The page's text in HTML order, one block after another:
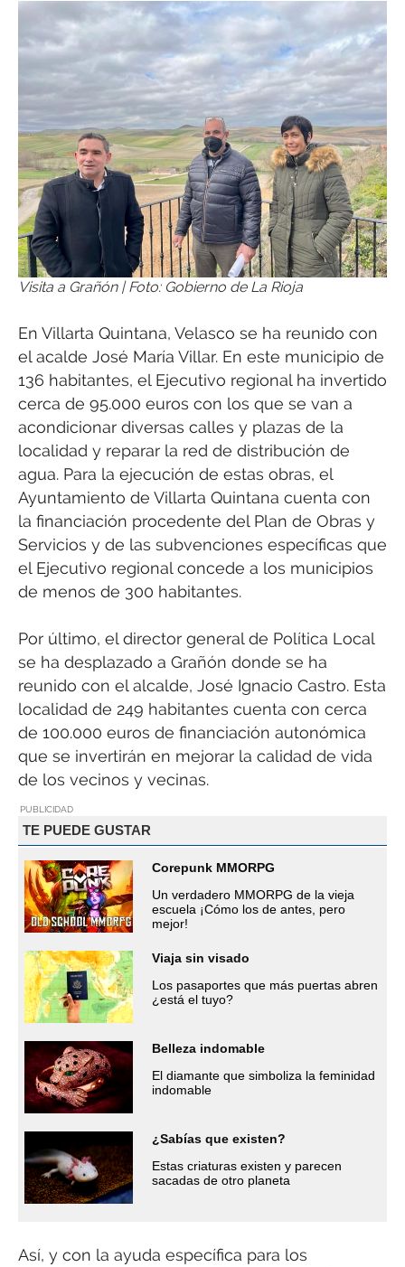
Visita a Grañón | Foto: Gobierno de La Rioja
En Villarta Quintana, Velasco se ha reunido con
el acalde José María Villar. En este municipio de
136 habitantes, el Ejecutivo regional ha invertido
cerca de 95.000 euros con los que se van a
acondicionar diversas calles y plazas de la
localidad y reparar la red de distribución de
agua. Para la ejecución de estas obras, el
Ayuntamiento de Villarta Quintana cuenta con
la financiación procedente del Plan de Obras y
Servicios y de las subvenciones específicas que
el Ejecutivo regional concede a los municipios
de menos de 300 habitantes.
Por último, el director general de Política Local
se ha desplazado a Grañón donde se ha
reunido con el alcalde, José Ignacio Castro. Esta
localidad de 249 habitantes cuenta con cerca
de 100.000 euros de financiación autonómica
que se invertirán en mejorar la calidad de vida
de los vecinos y vecinas.
PUBLICIDAD
TE PUEDE GUSTAR
Corepunk MMORPG
Un verdadero MMORPG de la vieja
escuela ¡Cómo los de antes, pero
mejor!
Viaja sin visado
Los pasaportes que más puertas abren
¿está el tuyo?
Belleza indomable
El diamante que simboliza la feminidad
indomable
¿Sabías que existen?
Estas criaturas existen y parecen
sacadas de otro planeta
Así, y con la ayuda específica para los